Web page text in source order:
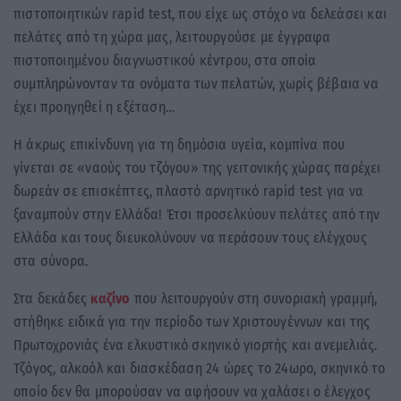
πιστοποιητικών rapid test, που είχε ως στόχο να δελεάσει και
πελάτες από τη χώρα μας, λειτουργούσε με έγγραφα
πιστοποιημένου διαγνωστικού κέντρου, στα οποία
συμπληρώνονταν τα ονόματα των πελατών, χωρίς βέβαια να
έχει προηγηθεί η εξέταση…
Η άκρως επικίνδυνη για τη δημόσια υγεία, κομπίνα που
γίνεται σε «ναούς του τζόγου» της γειτονικής χώρας παρέχει
δωρεάν σε επισκέπτες, πλαστό αρνητικό rapid test για να
ξαναμπούν στην Ελλάδα! Έτσι προσελκύουν πελάτες από την
Ελλάδα και τους διευκολύνουν να περάσουν τους ελέγχους
στα σύνορα.
Στα δεκάδες καζίνο που λειτουργούν στη συνοριακή γραμμή,
στήθηκε ειδικά για την περίοδο των Χριστουγέννων και της
Πρωτοχρονιάς ένα ελκυστικό σκηνικό γιορτής και ανεμελιάς.
Τζόγος, αλκοόλ και διασκέδαση 24 ώρες το 24ωρο, σκηνικό το
οποίο δεν θα μπορούσαν να αφήσουν να χαλάσει ο έλεγχος